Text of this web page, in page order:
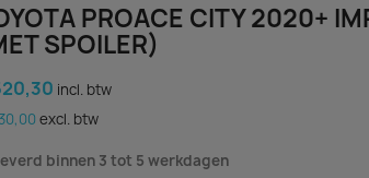
PROACE CITY 2020+
SPOILER)
incl. btw
excl. btw
binnen 3 tot 5 werkdagen